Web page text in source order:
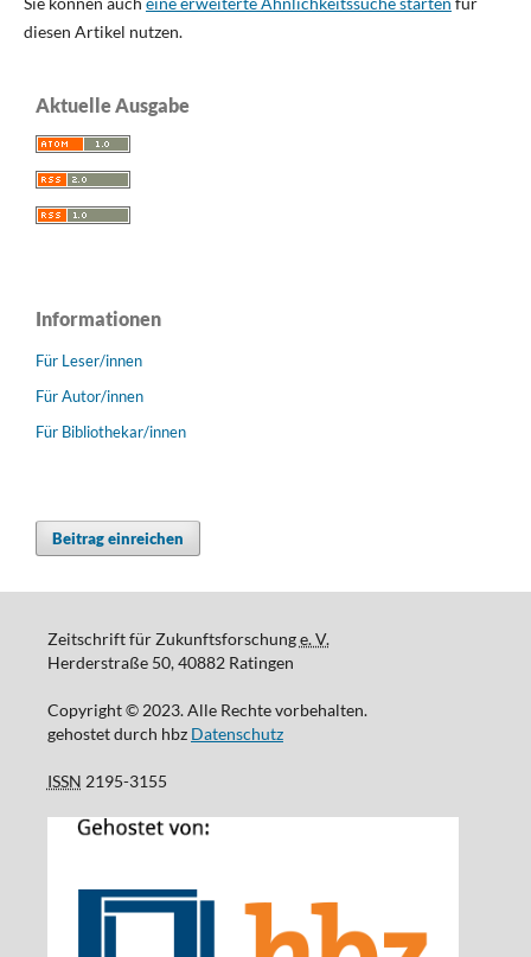
diesen Artikel nutzen.
Aktuelle Ausgabe
Informationen
Für Leser/innen
Für Autor/innen
Für Bibliothekar/innen
Beitrag einreichen
Zeitschrift für Zukunftsforschunge. V.
Herderstraße 50, 40882 Ratingen
Copyright © 2023. Alle Rechte vorbehalten.
gehostet durch hbz Datenschutz
ISSN 2195-3155